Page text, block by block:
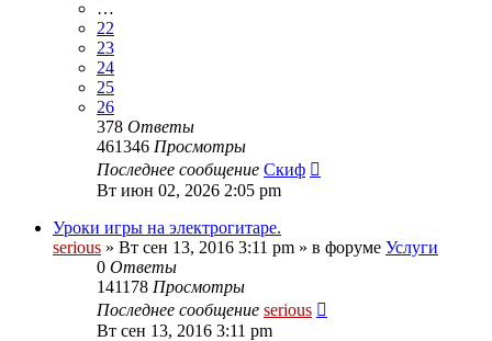
…
22
23
24
25
26
378 Ответы
461346 Просмотры
Последнее сообщение Скиф
Вт июн 02, 2026 2:05 pm
Уроки игры на электрогитаре.
serious » Вт сен 13, 2016 3:11 pm » в форуме Услуги
0 Ответы
141178 Просмотры
Последнее сообщение serious
Вт сен 13, 2016 3:11 pm